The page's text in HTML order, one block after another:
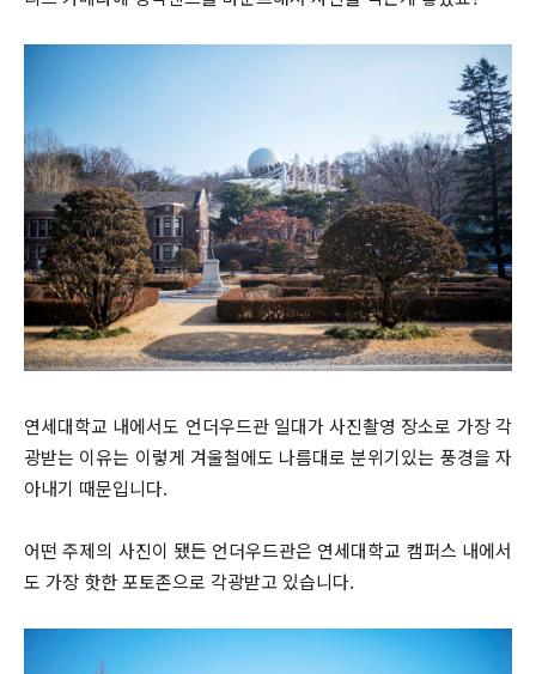
연세대학교 내에서도 언더우드관 일대가 사진촬영 장소로 가장 각
광받는 이유는 이렇게 겨울철에도 나름대로 분위기있는 풍경을 자
아내기 때문입니다.
어떤 주제의 사진이 됐든 언더우드관은 연세대학교 캠퍼스 내에서
도 가장 핫한 포토존으로 각광받고 있습니다.